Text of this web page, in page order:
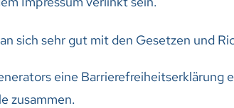
sich sehr gut mit den Gesetzen und
eine Barrierefreiheitserklärung
zusammen.